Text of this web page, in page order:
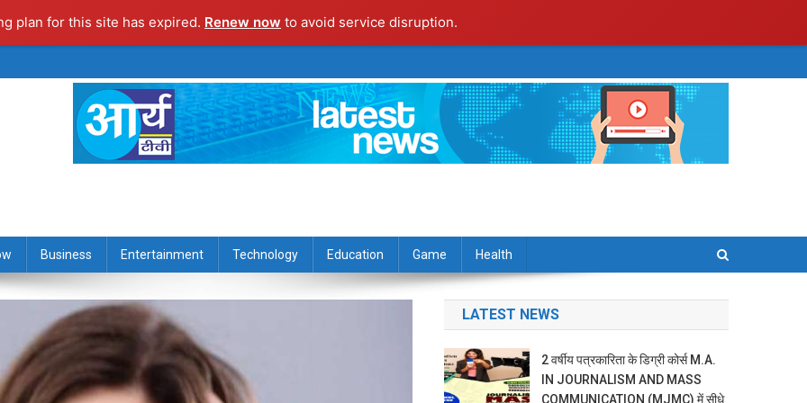
plan for this site has expired. Renew now to avoid service disruption.
Business Entertainment Technology Education Game Health
LATEST NEWS
2 वर्षीय पत्रकारिता के डिग्री कोर्स M.A.
IN JOURNALISM AND MASS
COMMUNICATION (MJMC) में सीधे